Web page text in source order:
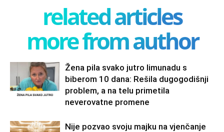
related articles
more from author
Žena pila svako jutro limunadu s
biberom 10 dana: Rešila dugogodišnji
problem, a na telu primetila
neverovatne promene
Nije pozvao svoju majku na vjenčanje